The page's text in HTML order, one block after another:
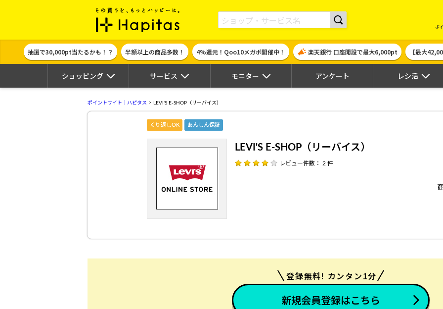
ポイント貯めて現金やギフト券に交換できるポイントサイト | ハピタス
ポ
抽選で30,000pt当たるかも！？ 半額以上の商品多数！ 4%還元！Qoo10メガポ開催中！ 楽天銀行 口座開設で最大6,000pt 【最大
ショッピング サービス モニター アンケート レシ活
ポイントサイト｜ハピタス LEVI'S E-SHOP（リーバイス）
くり返しOK あんしん保証
LEVI'S E-SHOP（リーバイス）
レビュー件数： 2 件
登録無料! カンタン1分
新規会員登録はこちら